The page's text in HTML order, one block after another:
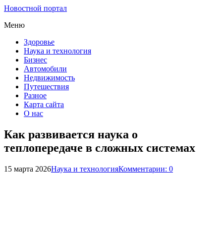
Новостной портал
Меню
Здоровье
Наука и технология
Бизнес
Автомобили
Недвижимость
Путешествия
Разное
Карта сайта
О нас
Как развивается наука о
теплопередаче в сложных системах
15 марта 2026Наука и технологияКомментарии: 0